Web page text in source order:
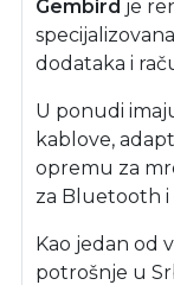
Gembird je
dodataka i
U ponudi
kablove,
opremu za
za Bluetooth
Kao jedan od
potrošnje u